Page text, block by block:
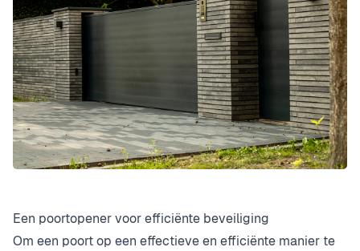
Een poortopener voor efficiënte beveiliging
Om een poort op een effectieve en efficiënte manier te